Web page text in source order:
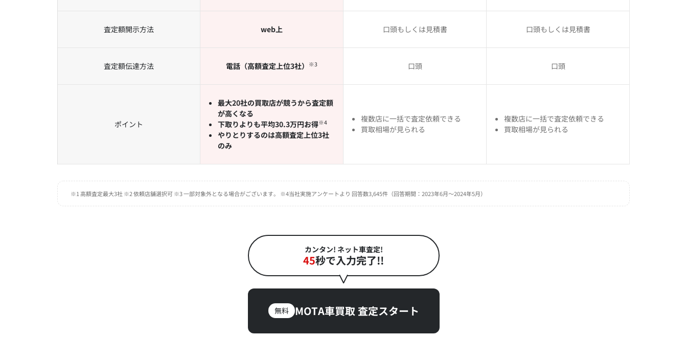
査定額開示方法 web上 口頭もしくは見積書 口頭もしくは見積書
査定額伝達方法 電話（高額査定上位3社） ※3 口頭 口頭
ポイント
最大20社の買取店が競うから査定額
が高くなる
下取りよりも平均30.3万円お得※4
やりとりするのは高額査定上位3社
のみ
複数店に一括で査定依頼できる
買取相場が見られる
複数店に一括で査定依頼できる
買取相場が見られる
※1 高額査定最大3社 ※2 依頼店舗選択可 ※3 一部対象外となる場合がございます。 ※4当社実施アンケートより 回答数3,645件（回答期間：2023年6月～2024年5月）
カンタン! ネット車査定!
45秒で入力完了!!
無料 MOTA車買取 査定スタート